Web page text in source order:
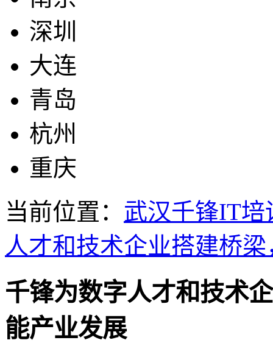
深圳
大连
青岛
杭州
重庆
当前位置： 武汉千锋IT培
人才和技术企业搭建桥
千锋为数字人才和技术
能产业发展